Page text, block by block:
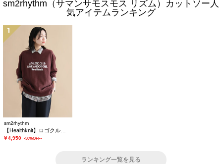
sm2rhythm（サマンサモスモス リズム）カットソー人
気アイテムランキング
1
sm2rhythm
￥4,950 -50%OFF-
ランキング一覧を見る